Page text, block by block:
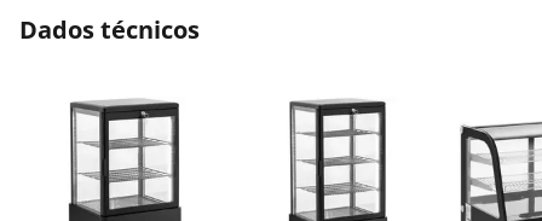
Dados técnicos